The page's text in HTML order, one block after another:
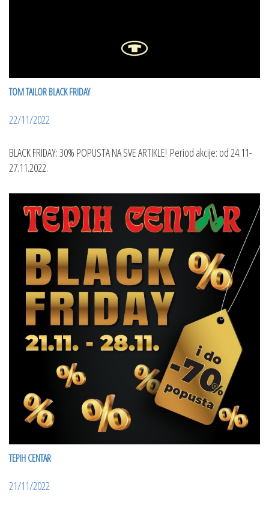
TOM TAILOR BLACK FRIDAY
22/11/2022
BLACK FRIDAY: 30% POPUSTA NA SVE ARTIKLE! Period akcije: od 24.11-
27.11.2022.
TEPIH CENTAR
21/11/2022